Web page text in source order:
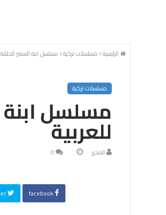
الرئيسية مسلسلات تركية مسلسل ابنة السفير الحلقة 14 مترجمة للعربية
مسلسلات تركية
للعربية
المحرر 0
facebook
twitter